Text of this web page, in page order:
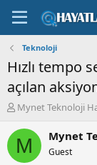
Teknoloji
Hızlı tempo
açılan
K
n
b
u
Mynet Teknoloji
M Mynet
Guest